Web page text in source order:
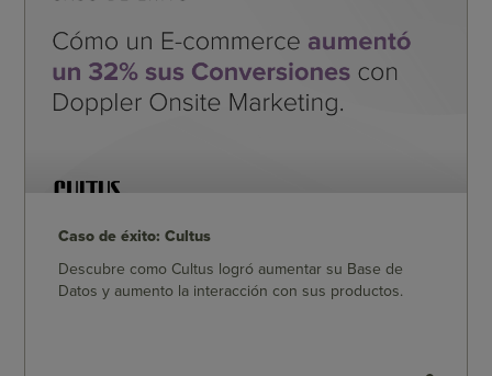
Caso de éxito: Cultus
Descubre como Cultus logró aumentar su Base de
Datos y aumento la interacción con sus productos.